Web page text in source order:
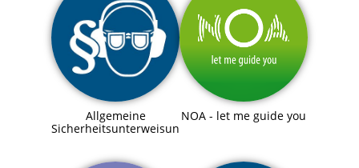
Allgemeine
Sicherheitsunterweisung
NOA - let me guide you